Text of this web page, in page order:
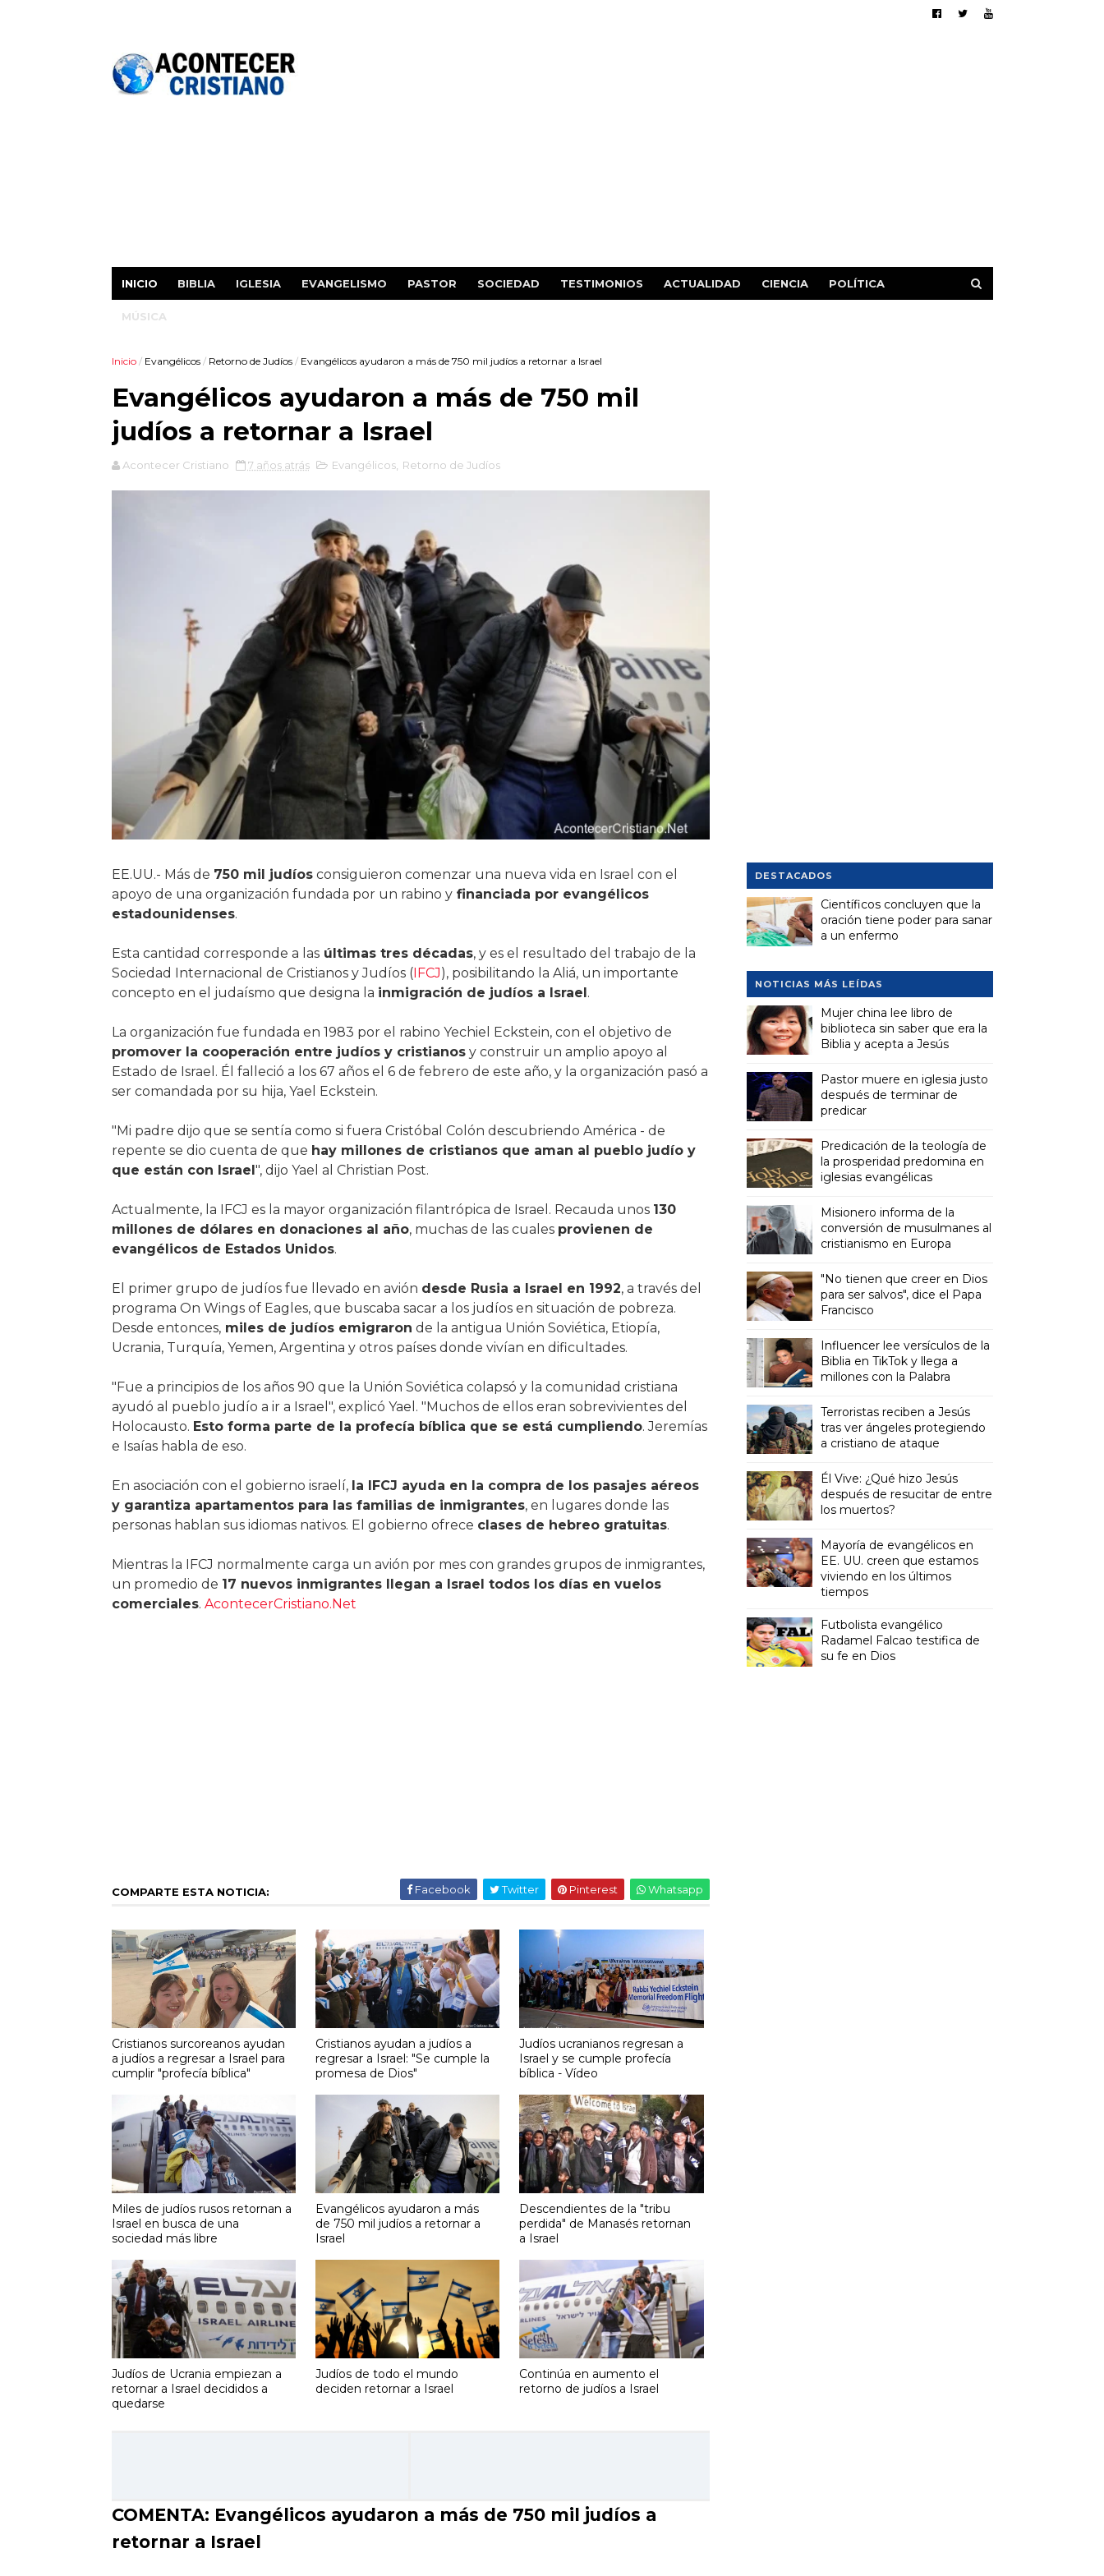
INICIO BIBLIA IGLESIA EVANGELISMO PASTOR SOCIEDAD TESTIMONIOS ACTUALIDAD CIENCIA POLÍTICA
MÚSICA
Inicio / Evangélicos / Retorno de Judíos / Evangélicos ayudaron a más de 750 mil judíos a retornar a Israel
Evangélicos ayudaron a más de 750 mil
judíos a retornar a Israel
Acontecer Cristiano 7 años atrás Evangélicos, Retorno de Judíos
EE.UU.- Más de 750 mil judíosconsiguieron comenzar una nueva vida en Israel con el
apoyo de una organización fundada por un rabino yfinanciada por evangélicos
estadounidenses.
Esta cantidad corresponde a lasúltimas tres décadas, y es el resultado del trabajo de la
Sociedad Internacional de Cristianos y Judíos (IFCJ), posibilitando la Aliá, un importante
concepto en el judaísmo que designa la inmigración de judíos a Israel.
La organización fue fundada en 1983 por el rabino Yechiel Eckstein, con el objetivo de
promover la cooperación entre judíos y cristianosy construir un amplio apoyo al
Estado de Israel. Él falleció a los 67 años el 6 de febrero de este año, y la organización pasó a
ser comandada por su hija, Yael Eckstein.
"Mi padre dijo que se sentía como si fuera Cristóbal Colón descubriendo América - de
repente se dio cuenta de que hay millones de cristianos que aman al pueblo judío y
que están con Israel", dijo Yael al Christian Post.
Actualmente, la IFCJ es la mayor organización filantrópica de Israel. Recauda unos 130
millones de dólares en donaciones al año, muchas de las cuales provienen de
evangélicos de Estados Unidos.
El primer grupo de judíos fue llevado en avión desde Rusia a Israel en 1992, a través del
programa On Wings of Eagles, que buscaba sacar a los judíos en situación de pobreza.
Desde entonces,miles de judíos emigraron de la antigua Unión Soviética, Etiopía,
Ucrania, Turquía, Yemen, Argentina y otros países donde vivían en dificultades.
"Fue a principios de los años 90 que la Unión Soviética colapsó y la comunidad cristiana
ayudó al pueblo judío a ir a Israel", explicó Yael. "Muchos de ellos eran sobrevivientes del
Holocausto. Esto forma parte de la profecía bíblica que se está cumpliendo. Jeremías
e Isaías habla de eso.
En asociación con el gobierno israelí, la IFCJ ayuda en la compra de los pasajes aéreos
y garantiza apartamentos para las familias de inmigrantes, en lugares donde las
personas hablan sus idiomas nativos. El gobierno ofrece clases de hebreo gratuitas.
Mientras la IFCJ normalmente carga un avión por mes con grandes grupos de inmigrantes,
un promedio de 17 nuevos inmigrantes llegan a Israel todos los días en vuelos
comerciales. AcontecerCristiano.Net
COMPARTE ESTA NOTICIA: Facebook Twitter Pinterest Whatsapp
Cristianos surcoreanos ayudan
a judíos a regresar a Israel para
cumplir "profecía bíblica"
Cristianos ayudan a judíos a
regresar a Israel: "Se cumple la
promesa de Dios"
Judíos ucranianos regresan a
Israel y se cumple profecía
bíblica - Vídeo
Miles de judíos rusos retornan a
Israel en busca de una
sociedad más libre
Evangélicos ayudaron a más
de 750 mil judíos a retornar a
Israel
Descendientes de la "tribu
perdida" de Manasés retornan
a Israel
Judíos de Ucrania empiezan a
retornar a Israel decididos a
quedarse
Judíos de todo el mundo
deciden retornar a Israel
Continúa en aumento el
retorno de judíos a Israel
COMENTA: Evangélicos ayudaron a más de 750 mil judíos a
retornar a Israel
DESTACADOS
Científicos concluyen que la
oración tiene poder para sanar
a un enfermo
NOTICIAS MÁS LEÍDAS
Mujer china lee libro de
biblioteca sin saber que era la
Biblia y acepta a Jesús
Pastor muere en iglesia justo
después de terminar de
predicar
Predicación de la teología de
la prosperidad predomina en
iglesias evangélicas
Misionero informa de la
conversión de musulmanes al
cristianismo en Europa
"No tienen que creer en Dios
para ser salvos", dice el Papa
Francisco
Influencer lee versículos de la
Biblia en TikTok y llega a
millones con la Palabra
Terroristas reciben a Jesús
tras ver ángeles protegiendo
a cristiano de ataque
Él Vive: ¿Qué hizo Jesús
después de resucitar de entre
los muertos?
Mayoría de evangélicos en
EE. UU. creen que estamos
viviendo en los últimos
tiempos
Futbolista evangélico
Radamel Falcao testifica de
su fe en Dios